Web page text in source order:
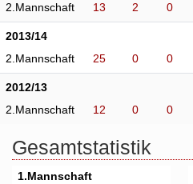
2.Mannschaft 13 2 0
2013/14
2.Mannschaft
25 0 0
2012/13
2.Mannschaft
12 0 0
Gesamtstatistik
1.Mannschaft